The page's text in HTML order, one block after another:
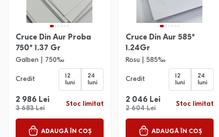
Cruce Din Aur Proba
750* 1.37 Gr
Galben | 750‰
Credit
12
luni
24
luni
2 986 Lei
3 683 Lei
Stoc limitat
ADAUGĂ ÎN COȘ
Cruce Din Aur 585*
1.24Gr
Rosu | 585‰
Credit
12
luni
24
luni
2 046 Lei
2 604 Lei
Stoc limitat
ADAUGĂ ÎN COȘ